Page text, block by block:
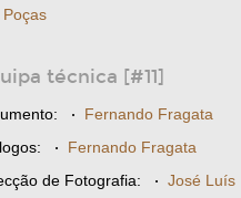
Poças
técnica [#11]
· Fernando Fragata
· Fernando Fragata
de Fotografia: · José Luís